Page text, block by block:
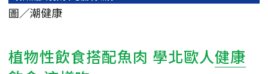
圖／潮健康
植物性飲食搭配魚肉 學北歐人健康